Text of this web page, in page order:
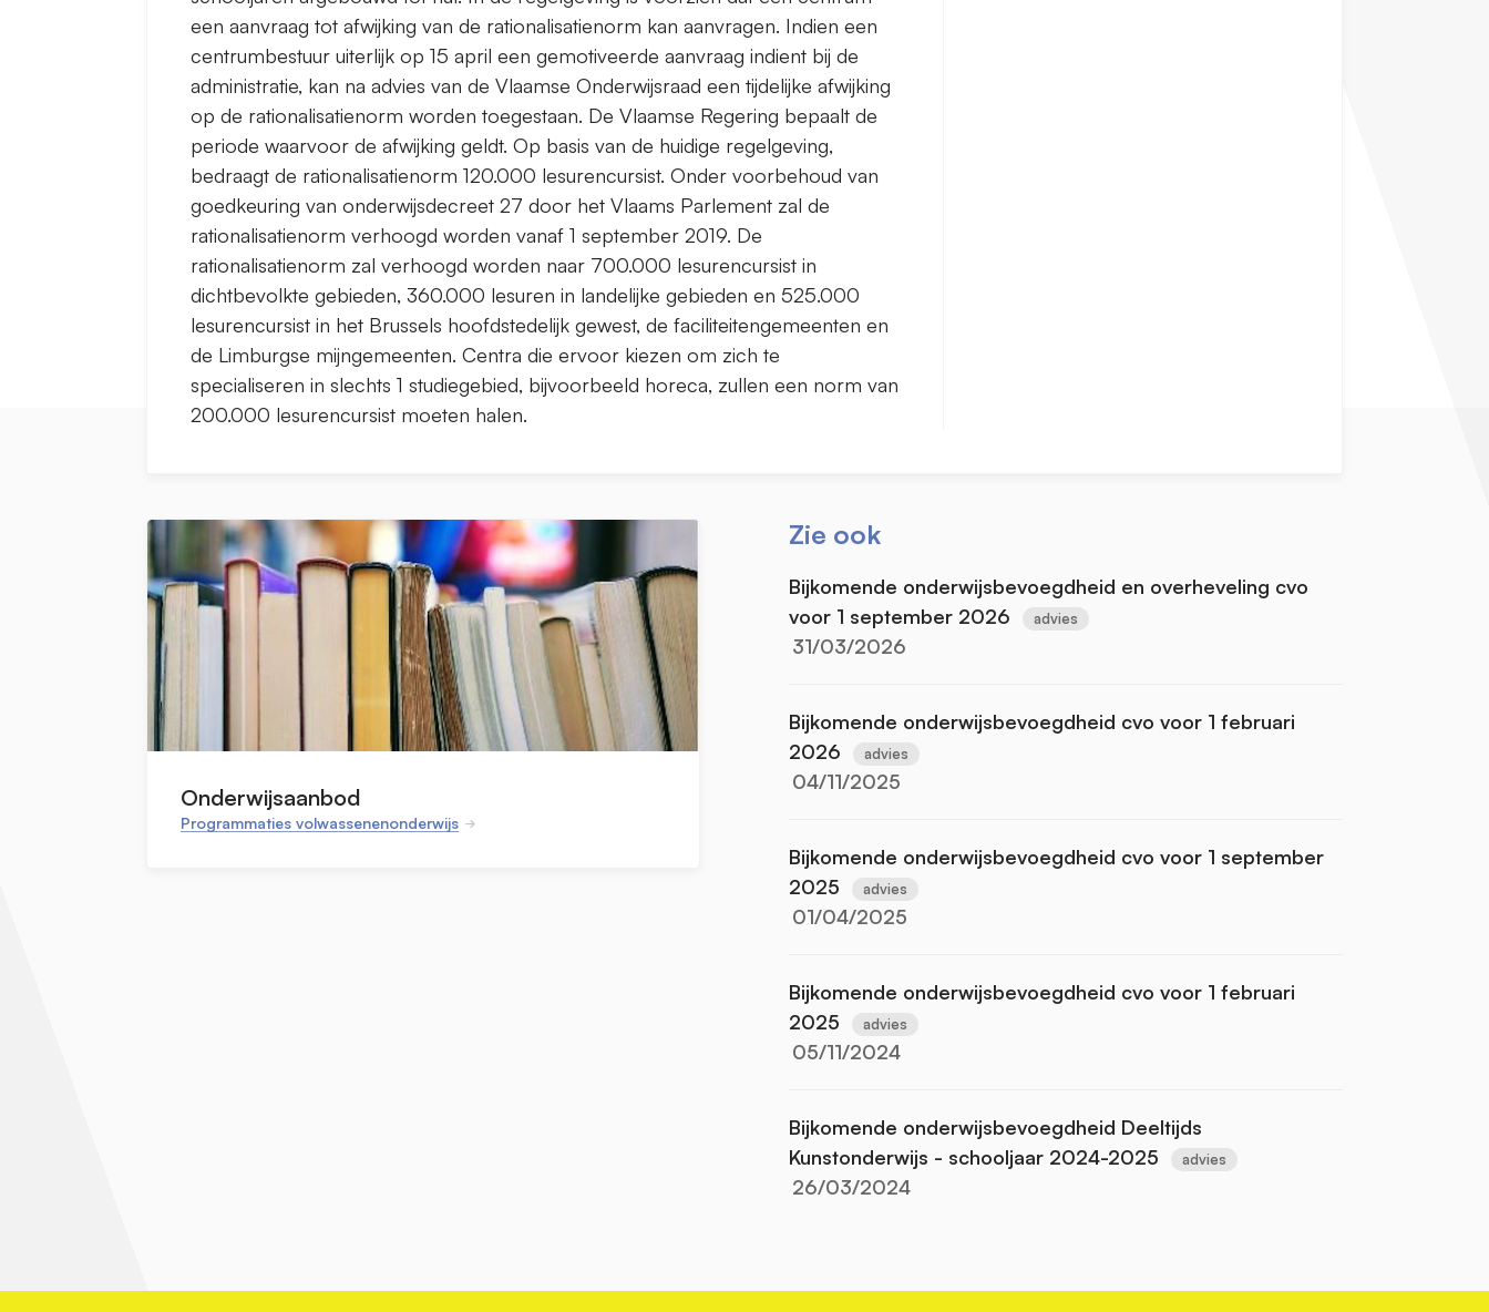
een aanvraag tot afwijking van de rationalisatienorm kan aanvragen. Indien een
centrumbestuur uiterlijk op 15 april een gemotiveerde aanvraag indient bij de
administratie, kan na advies van de Vlaamse Onderwijsraad een tijdelijke afwijking
op de rationalisatienorm worden toegestaan. De Vlaamse Regering bepaalt de
periode waarvoor de afwijking geldt. Op basis van de huidige regelgeving,
bedraagt de rationalisatienorm 120.000 lesurencursist. Onder voorbehoud van
goedkeuring van onderwijsdecreet 27 door het Vlaams Parlement zal de
rationalisatienorm verhoogd worden vanaf 1 september 2019. De
rationalisatienorm zal verhoogd worden naar 700.000 lesurencursist in
dichtbevolkte gebieden, 360.000 lesuren in landelijke gebieden en 525.000
lesurencursist in het Brussels hoofdstedelijk gewest, de faciliteitengemeenten en
de Limburgse mijngemeenten. Centra die ervoor kiezen om zich te
specialiseren in slechts 1 studiegebied, bijvoorbeeld horeca, zullen een norm van
200.000 lesurencursist moeten halen.
Onderwijsaanbod
Programmaties volwassenenonderwijs
Zie ook
Bijkomende onderwijsbevoegdheid en overheveling cvo
voor 1 september 2026
advies
31/03/2026
Bijkomende onderwijsbevoegdheid cvo voor 1 februari
2026
advies
04/11/2025
Bijkomende onderwijsbevoegdheid cvo voor 1 september
2025
advies
01/04/2025
Bijkomende onderwijsbevoegdheid cvo voor 1 februari
2025
advies
05/11/2024
Bijkomende onderwijsbevoegdheid Deeltijds
Kunstonderwijs - schooljaar 2024-2025
advies
26/03/2024